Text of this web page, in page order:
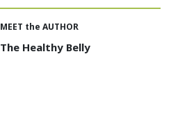
MEET the AUTHOR
The Healthy Belly